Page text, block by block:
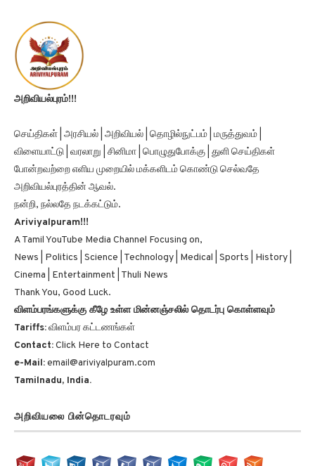
அறிவியல்புரம்!!!
விளையாட்டு | வரலாறு | சினிமா | பொழுதுபோக்கு | துளி செய்திகள்
போன்றவற்றை எளிய முறையில் மக்களிடம் கொண்டு செல்வதே
அறிவியல்புரத்தின் ஆவல்.
நன்றி, நல்லதே நடக்கட்டும்.
Ariviyalpuram!!!
A Tamil YouTube Media Channel Focusing on,
News | Politics | Science | Technology | Medical | Sports | History |
Cinema | Entertainment | Thuli News
Thank You, Good Luck.
விளம்பரங்களுக்கு கீழே உள்ள மின்னஞ்சலில் தொடர்பு கொள்ளவும்
Tariffs:விளம்பர கட்டணங்கள்
Contact:Click Here to Contact
e-Mail: email@ariviyalpuram.com
Tamilnadu, India.